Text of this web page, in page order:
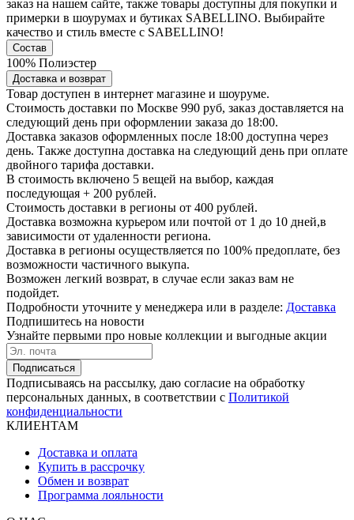
заказ на нашем сайте, также товары доступны для покупки и
примерки в шоурумах и бутиках SABELLINO. Выбирайте
качество и стиль вместе с SABELLINO!
Состав
100% Полиэстер
Доставка и возврат
Товар доступен в интернет магазине и шоуруме.
Стоимость доставки по Москве 990 руб, заказ доставляется на
следующий день при оформлении заказа до 18:00.
Доставка заказов оформленных после 18:00 доступна через
день. Также доступна доставка на следующий день при оплате
двойного тарифа доставки.
В стоимость включено 5 вещей на выбор, каждая
последующая + 200 рублей.
Стоимость доставки в регионы от 400 рублей.
Доставка возможна курьером или почтой от 1 до 10 дней,в
зависимости от удаленности региона.
Доставка в регионы осуществляется по 100% предоплате, без
возможности частичного выкупа.
Возможен легкий возврат, в случае если заказ вам не
подойдет.
Подробности уточните у менеджера или в разделе: Доставка
Подпишитесь на новости
Узнайте первыми про новые коллекции и выгодные акции
Подписаться
Подписываясь на рассылку, даю согласие на обработку
персональных данных, в соответствии с Политикой
конфиденциальности
КЛИЕНТАМ
Доставка и оплата
Купить в рассрочку
Обмен и возврат
Программа лояльности